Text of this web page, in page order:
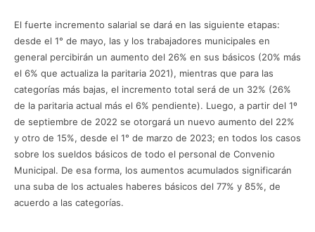
El fuerte incremento salarial se dará en las siguiente etapas:
desde el 1° de mayo, las y los trabajadores municipales en
general percibirán un aumento del 26% en sus básicos (20% más
el 6% que actualiza la paritaria 2021), mientras que para las
categorías más bajas, el incremento total será de un 32% (26%
de la paritaria actual más el 6% pendiente). Luego, a partir del 1º
de septiembre de 2022 se otorgará un nuevo aumento del 22%
y otro de 15%, desde el 1° de marzo de 2023; en todos los casos
sobre los sueldos básicos de todo el personal de Convenio
Municipal. De esa forma, los aumentos acumulados significarán
una suba de los actuales haberes básicos del 77% y 85%, de
acuerdo a las categorías.